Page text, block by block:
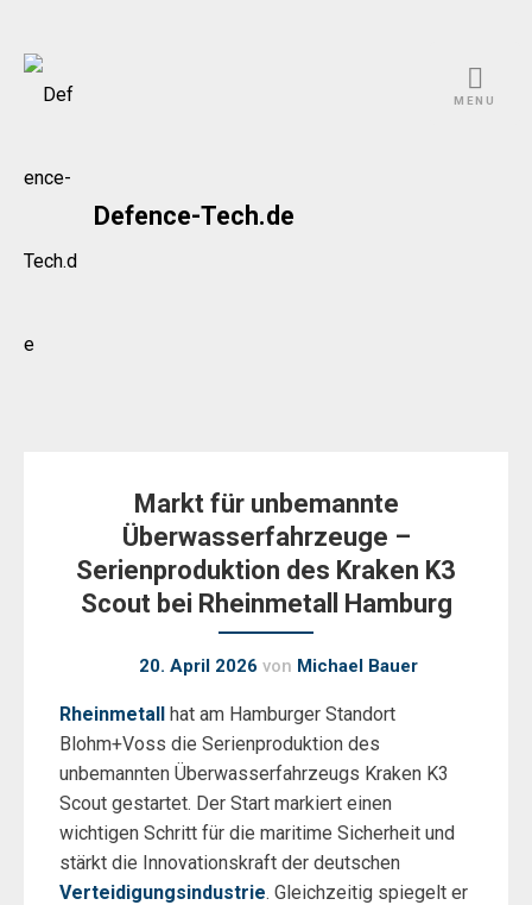
Skip
Defence-Tech.de
MENU
Markt für unbemannte
Überwasserfahrzeuge –
Serienproduktion des Kraken K3
Scout bei Rheinmetall Hamburg
20. April 2026 von Michael Bauer
Rheinmetall hat am Hamburger Standort
Blohm+Voss die Serienproduktion des
unbemannten Überwasserfahrzeugs Kraken K3
Scout gestartet. Der Start markiert einen
wichtigen Schritt für die maritime Sicherheit und
stärkt die Innovationskraft der deutschen
Verteidigungsindustrie. Gleichzeitig spiegelt er